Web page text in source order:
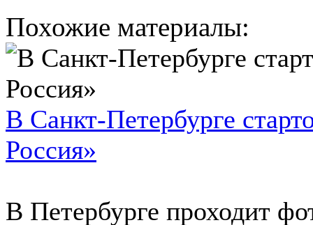
Похожие материалы:
В Санкт-Петербурге
Россия»
В Петербурге проходит